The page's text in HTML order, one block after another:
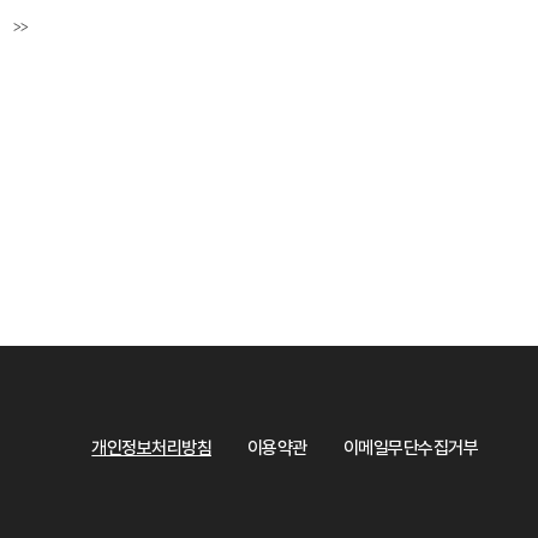
이지
>>마지막페이지
개인정보처리방침 이용약관 이메일무단수집거부